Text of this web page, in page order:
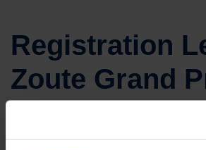
Registration
Zoute Grand